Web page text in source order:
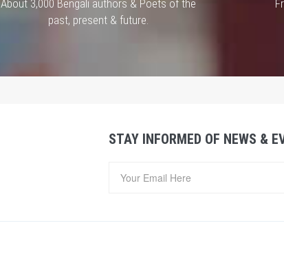
About 3,000 Bengali authors & Poets of the
past, present & future.
STAY INFORMED OF NEWS &